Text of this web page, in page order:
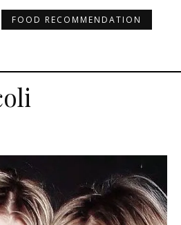
FOOD RECOMMENDATION